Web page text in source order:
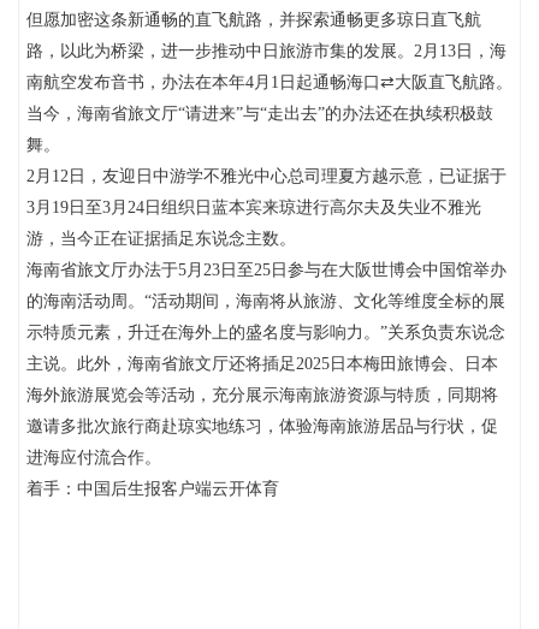
但愿加密这条新通畅的直飞航路，并探索通畅更多琼日直飞航
路，以此为桥梁，进一步推动中日旅游市集的发展。2月13日，海
南航空发布音书，办法在本年4月1日起通畅海口⇄大阪直飞航路。
当今，海南省旅文厅“请进来”与“走出去”的办法还在执续积极鼓
舞。
2月12日，友迎日中游学不雅光中心总司理夏方越示意，已证据于
3月19日至3月24日组织日蓝本宾来琼进行高尔夫及失业不雅光
游，当今正在证据插足东说念主数。
海南省旅文厅办法于5月23日至25日参与在大阪世博会中国馆举办
的海南活动周。“活动期间，海南将从旅游、文化等维度全标的展
示特质元素，升迁在海外上的盛名度与影响力。”关系负责东说念
主说。此外，海南省旅文厅还将插足2025日本梅田旅博会、日本
海外旅游展览会等活动，充分展示海南旅游资源与特质，同期将
邀请多批次旅行商赴琼实地练习，体验海南旅游居品与行状，促
进海应付流合作。
着手：中国后生报客户端云开体育